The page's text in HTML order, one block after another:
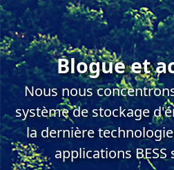
Blogue et
Nous nous
système de stockage
la dernière
applications